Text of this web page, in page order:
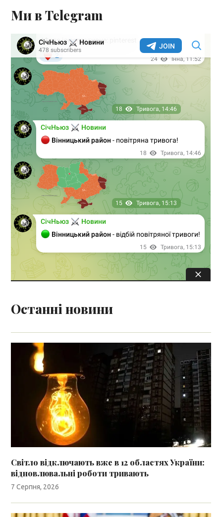
Ми в Telegram
Останні новини
Світло відключають вже в 12 областях України:
відновлювальні роботи тривають
7 Серпня, 2026